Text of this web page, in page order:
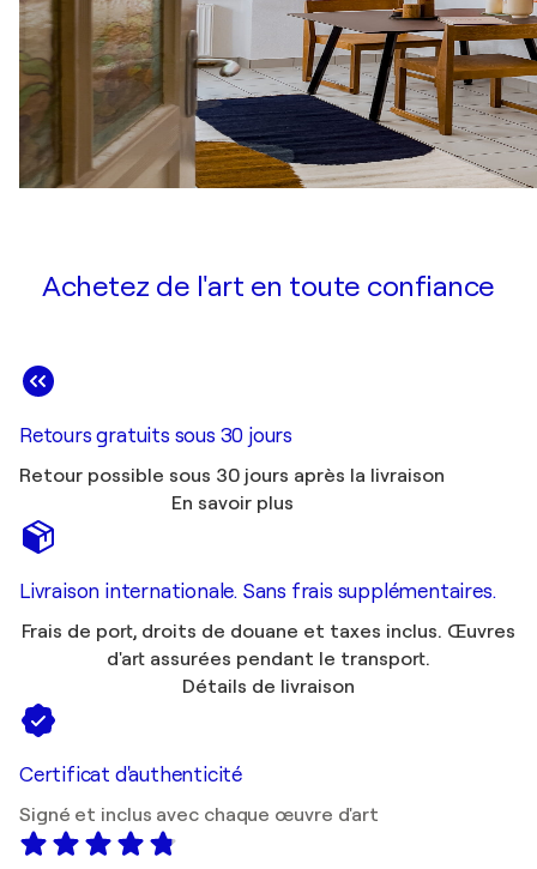
Achetez de l'art en toute confiance
Retours gratuits sous 30 jours
Retour possible sous 30 jours après la livraison
En savoir plus
Livraison internationale. Sans frais supplémentaires.
Frais de port, droits de douane et taxes inclus. Œuvres
d'art assurées pendant le transport.
Détails de livraison
Certificat d'authenticité
Signé et inclus avec chaque œuvre d'art